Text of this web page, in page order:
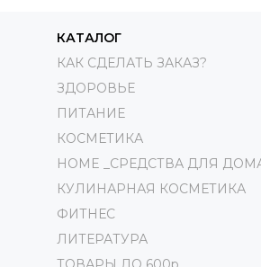
КАТАЛОГ
КАК СДЕЛАТЬ ЗАКАЗ?
ЗДОРОВЬЕ
ПИТАНИЕ
КОСМЕТИКА
HOME _СРЕДСТВА ДЛЯ
КУЛИНАРНАЯ КОСМЕТИКА
ФИТНЕС
ЛИТЕРАТУРА